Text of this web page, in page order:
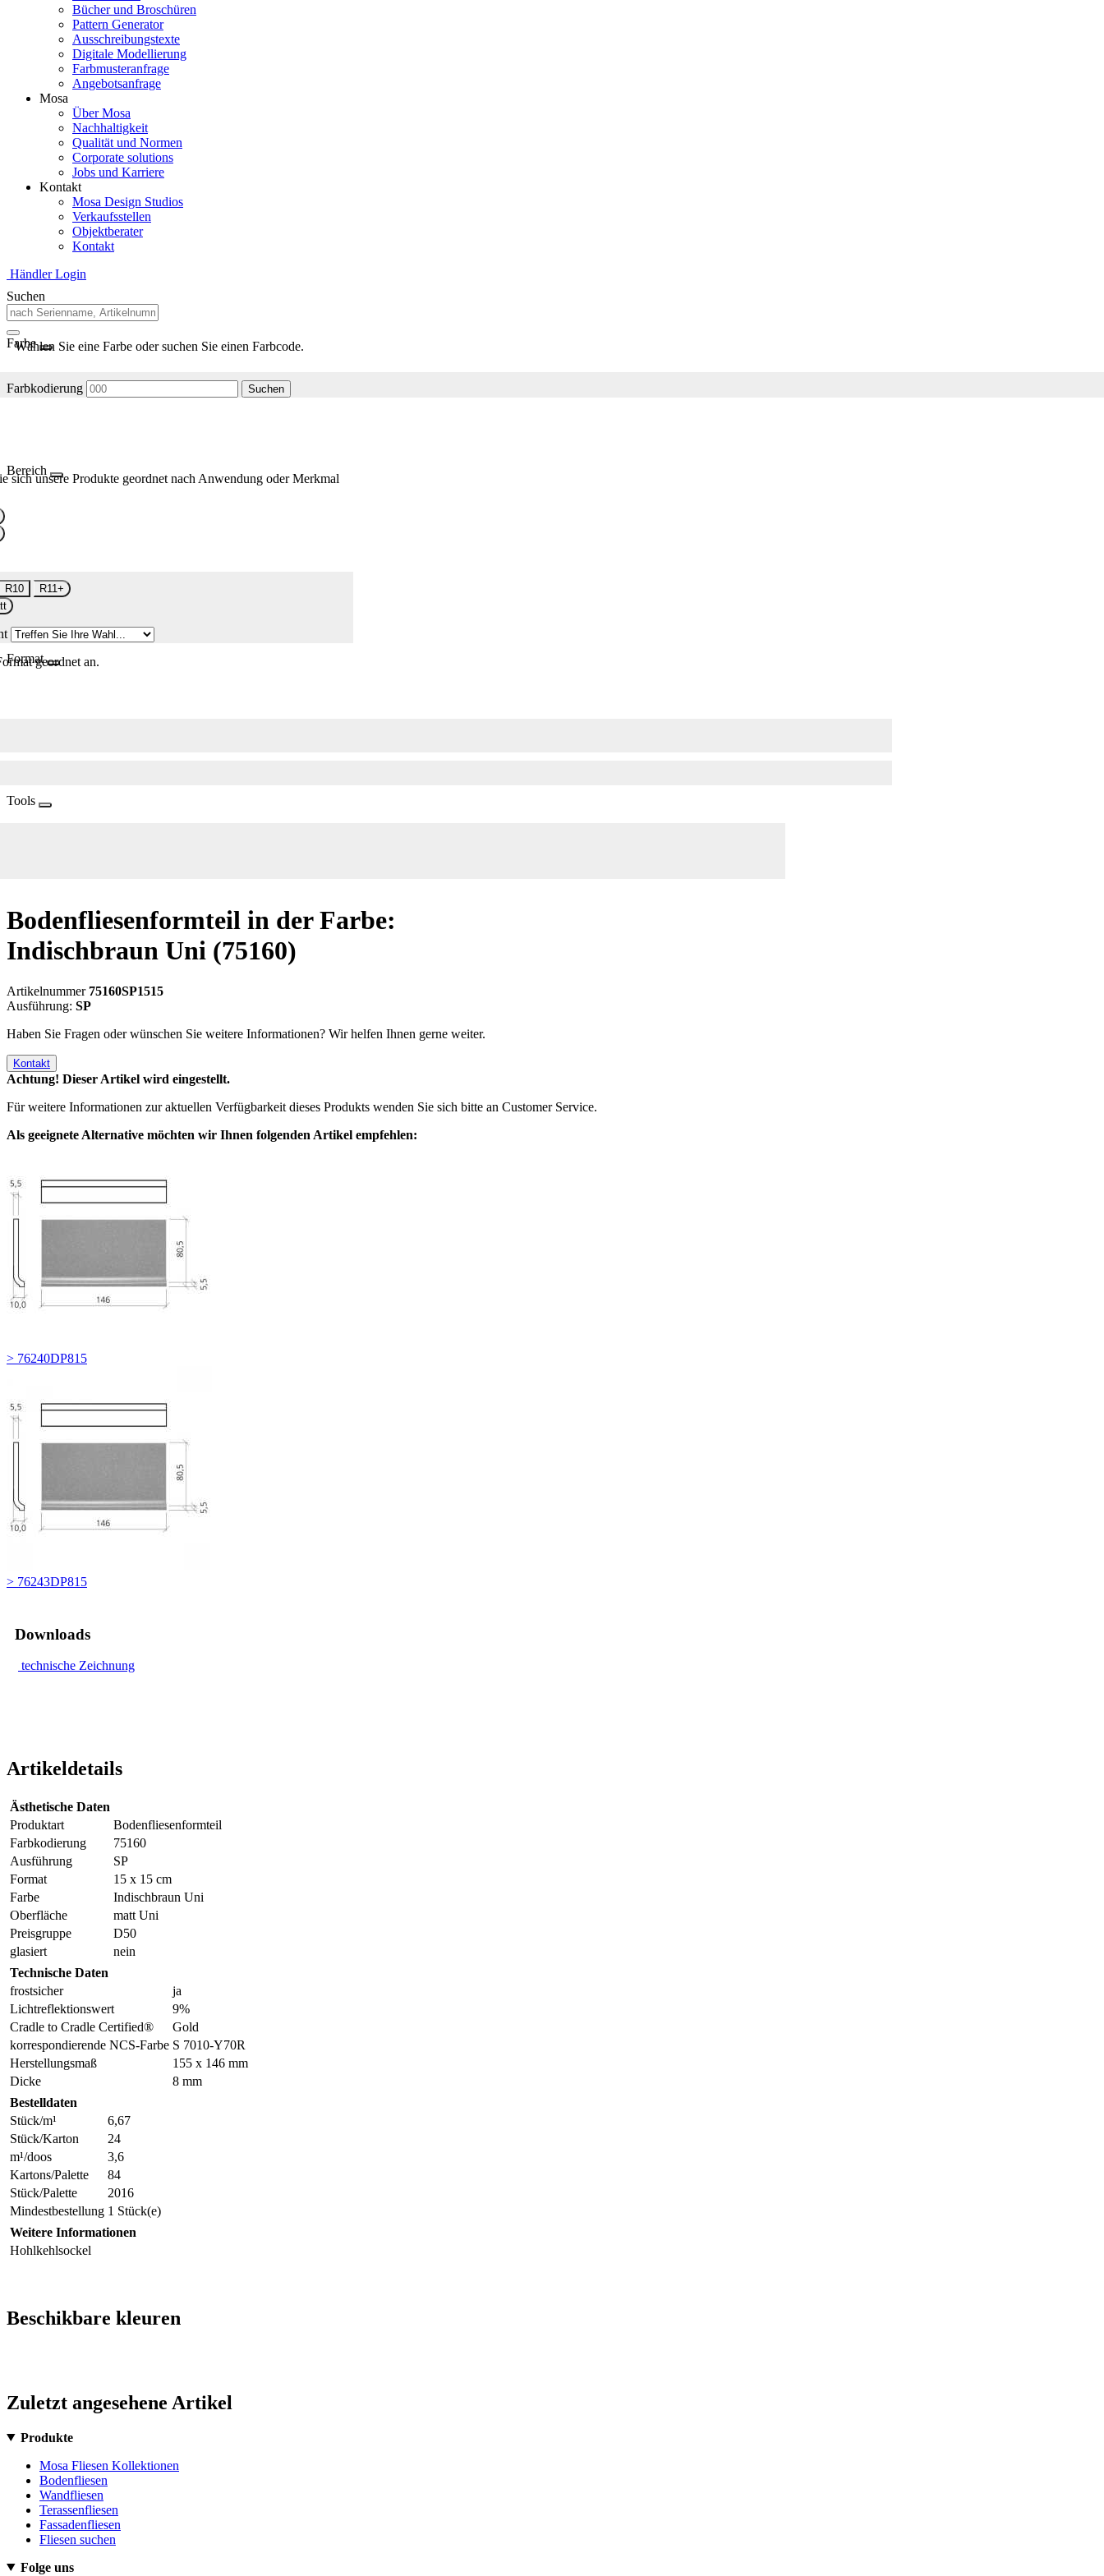
Bücher und Broschüren
Pattern Generator
Ausschreibungstexte
Digitale Modellierung
Farbmusteranfrage
Angebotsanfrage
Mosa
Über Mosa
Nachhaltigkeit
Qualität und Normen
Corporate solutions
Jobs und Karriere
Kontakt
Mosa Design Studios
Verkaufsstellen
Objektberater
Kontakt
Händler Login
Suchen
Farbe
Wählen Sie eine Farbe oder suchen Sie einen Farbcode.
Farbkodierung Suchen
Bereich
sich unsere Produkte geordnet nach Anwendung oder Merkmal
R10
R11+
Formatgeordnet an.
Tools
Bodenfliesenformteil in der Farbe:
Indischbraun Uni (75160)
Artikelnummer 75160SP1515
Ausführung: SP
Haben Sie Fragen oder wünschen Sie weitere Informationen? Wir helfen Ihnen gerne weiter.
Kontakt
Achtung! Dieser Artikel wird eingestellt.
Für weitere Informationen zur aktuellen Verfügbarkeit dieses Produkts wenden Sie sich bitte an Customer Service.
Als geeignete Alternative möchten wir Ihnen folgenden Artikel empfehlen:
> 76240DP815
> 76243DP815
Downloads
technische Zeichnung
Artikeldetails
Ästhetische Daten
Produktart
Bodenfliesenformteil
Farbkodierung
75160
Ausführung
SP
Format
15 x 15 cm
Farbe
Indischbraun Uni
Oberfläche
matt Uni
Preisgruppe
D50
glasiert
nein
Technische Daten
frostsicher
ja
Lichtreflektionswert
9%
Cradle to Cradle Certified®
Gold
korrespondierende NCS-Farbe S 7010-Y70R
Herstellungsmaß
155 x 146 mm
Dicke
8 mm
Bestelldaten
Stück/m¹
6,67
Stück/Karton
24
m¹/doos
3,6
Kartons/Palette
84
Stück/Palette
2016
Mindestbestellung 1 Stück(e)
Weitere Informationen
Hohlkehlsockel
Beschikbare kleuren
Zuletzt angesehene Artikel
Produkte
Mosa Fliesen Kollektionen
Bodenfliesen
Wandfliesen
Terassenfliesen
Fassadenfliesen
Fliesen suchen
Folge uns